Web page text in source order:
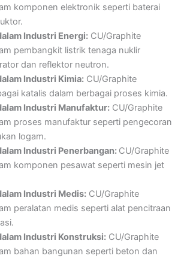
komponen elektronik seperti baterai
Industri Energi:CU/Graphite
pembangkit listrik tenaga nuklir
dan reflektor neutron.
Industri Kimia:CU/Graphite
katalis dalam berbagai proses kimia.
Industri Manufaktur:CU/Graphite
proses manufaktur seperti pengecoran
logam.
Industri Penerbangan: CU/Graphite
komponen pesawat seperti mesin jet
Industri Medis:CU/Graphite
peralatan medis seperti alat pencitraan
Industri Konstruksi:CU/Graphite
bahan bangunan seperti beton dan